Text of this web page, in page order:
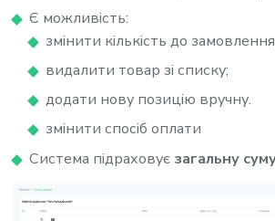
Є можливість:
змінити кількість до
видалити товар зі списку;
додати нову позицію вручну.
змінити спосіб оплати
Система підраховує загальну